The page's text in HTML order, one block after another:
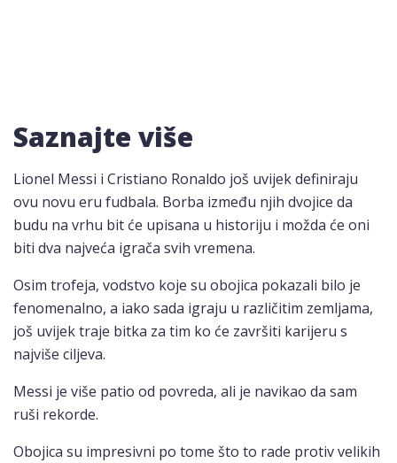
Saznajte više
Lionel Messi i Cristiano Ronaldo još uvijek definiraju
ovu novu eru fudbala. Borba između njih dvojice da
budu na vrhu bit će upisana u historiju i možda će oni
biti dva najveća igrača svih vremena.
Osim trofeja, vodstvo koje su obojica pokazali bilo je
fenomenalno, a iako sada igraju u različitim zemljama,
još uvijek traje bitka za tim ko će završiti karijeru s
najviše ciljeva.
Messi je više patio od povreda, ali je navikao da sam
ruši rekorde.
Obojica su impresivni po tome što to rade protiv velikih